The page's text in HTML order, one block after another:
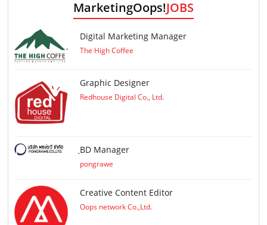
MarketingOops!JOBS
Digital Marketing Manager
The High Coffee
Graphic Designer
Redhouse Digital Co., Ltd.
ฺBD Manager
pongrawe
Creative Content Editor
Oops network Co.,Ltd.